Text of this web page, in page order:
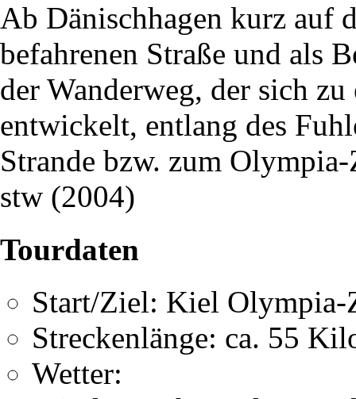
Ab Dänischhagen kurz auf
befahrenen Straße und als
der Wanderweg, der sich
entwickelt, entlang des
Strande bzw. zum
stw (2004)
Tourdaten
Start/Ziel: Kiel Olympia-
Streckenlänge: ca. 55
Wetter: